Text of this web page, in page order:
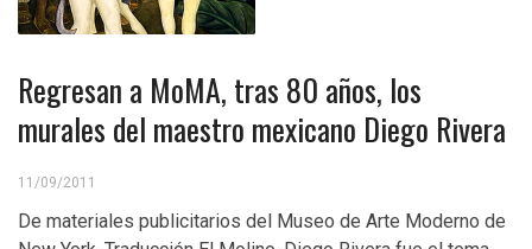
Regresan a MoMA, tras 80 años, los
murales del maestro mexicano Diego Rivera
11/09/2011
De materiales publicitarios del Museo de Arte Moderno de